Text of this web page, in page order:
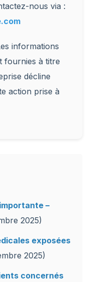
nous via :
informations
fournies à titre
décline
action prise à
–
2025)
exposées
2025)
concernés